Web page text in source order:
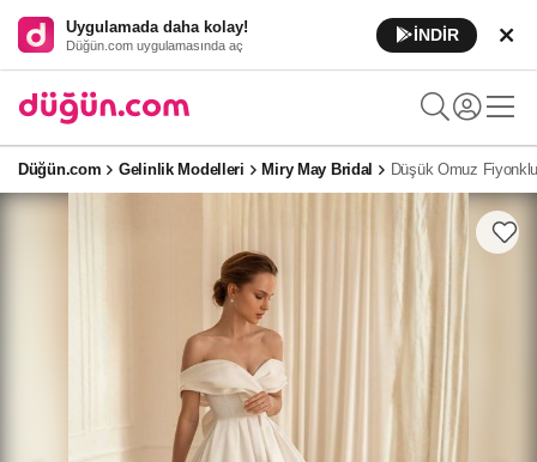
Uygulamada daha kolay!
Düğün.com uygulamasında aç
İNDİR
Düğün.com Gelinlik Modelleri Miry May Bridal Düşük Omuz